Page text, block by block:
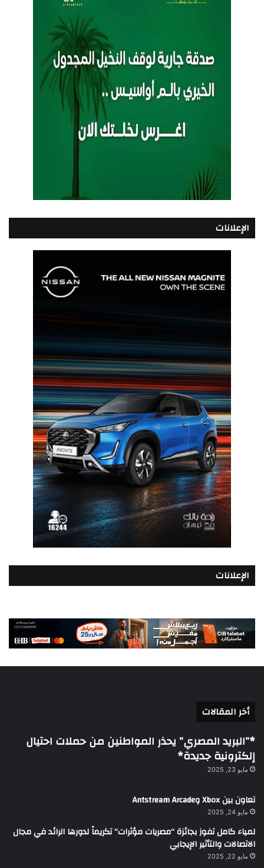
الإعلانات
الإعلانات
أخر المقالات
*”البريد المصري” يحذر المواطنين من حملات احتيال
إلكترونية جديدة*
مايو 23, 2025
تعاون بين Xbox وAntstream Arcade
مايو 24, 2025
لمياء كامل تفوز بجائزة “مصريات مؤثرات” تكريماً لدورها الرائد في مجال
الاتصالات والتأثير الإيجابي
مايو 22, 2025